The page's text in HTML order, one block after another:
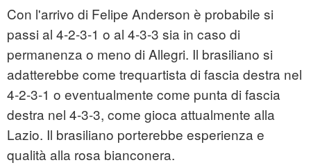
Con l'arrivo di Felipe Anderson è probabile si
passi al 4-2-3-1 o al 4-3-3 sia in caso di
permanenza o meno di Allegri. Il brasiliano si
adatterebbe come trequartista di fascia destra nel
4-2-3-1 o eventualmente come punta di fascia
destra nel 4-3-3, come gioca attualmente alla
Lazio. Il brasiliano porterebbe esperienza e
qualità alla rosa bianconera.